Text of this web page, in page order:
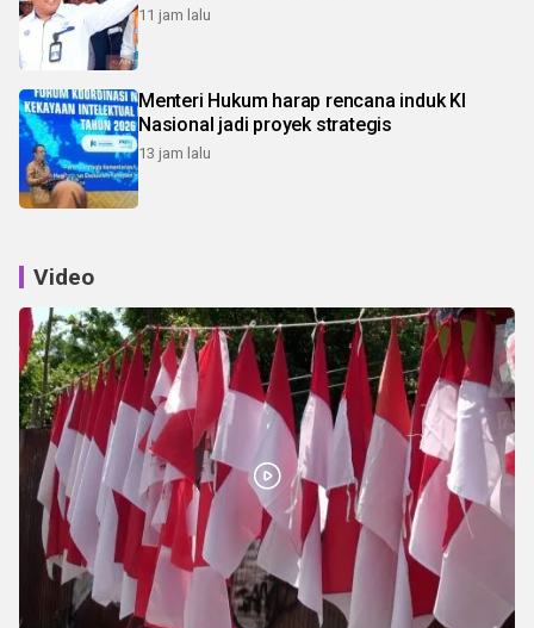
11 jam lalu
Menteri Hukum harap rencana induk KI
Nasional jadi proyek strategis
13 jam lalu
Video